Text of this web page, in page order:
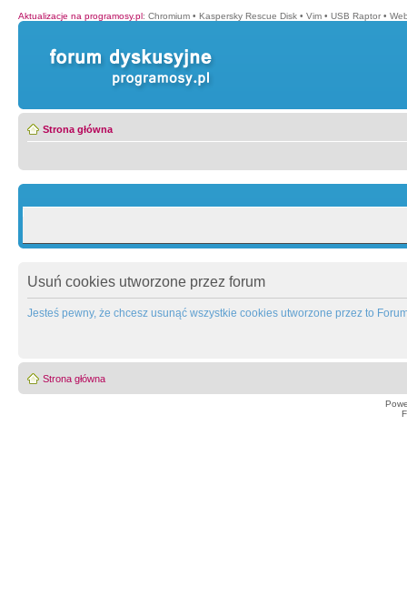
Aktualizacje na programosy.pl: Chromium • Kaspersky Rescue Disk • Vim • USB Raptor •
Strona główna
Usuń cookies utworzone przez forum
Jesteś pewny, że chcesz usunąć wszystkie cookies utworzone przez to
Strona główna